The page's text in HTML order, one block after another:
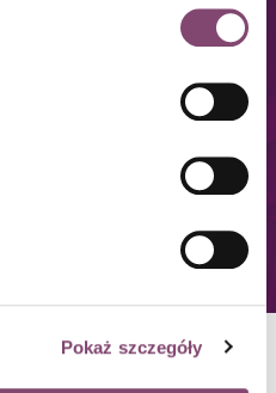
Pokaż szczegóły
zaplanować